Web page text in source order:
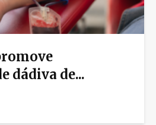
dádiva de...